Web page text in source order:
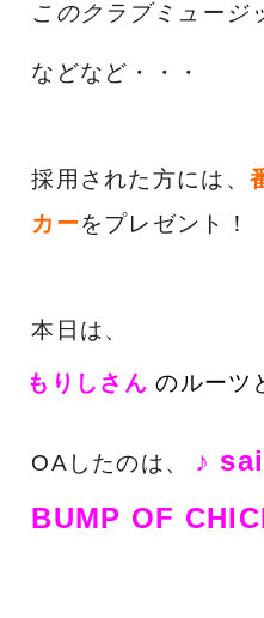
このクラブミュージ
などなど・・・
採用された方には、
カーをプレゼント！
本日は、
もりし さん のルーツ
OAしたのは、
♪
BUMP OF